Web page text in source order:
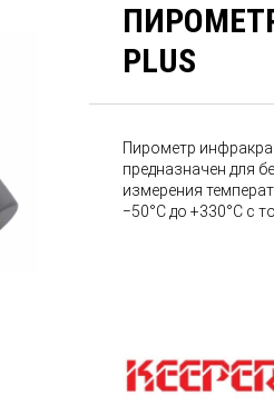
PLUS
Пирометр
предназначен для
измерения
−50°С до +330°С с